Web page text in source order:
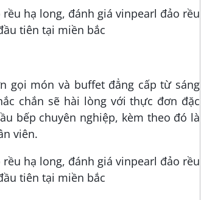
gọi món và buffet đẳng cấp từ sáng
chắn sẽ hài lòng với thực đơn đặc
bếp chuyên nghiệp, kèm theo đó là
viên.